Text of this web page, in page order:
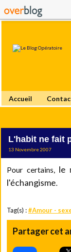
Accueil
L'habit ne fait
13 Novembre 2007
Pour certains, le
l'échangisme.
Tag(s) :#Amour -
Partager cet